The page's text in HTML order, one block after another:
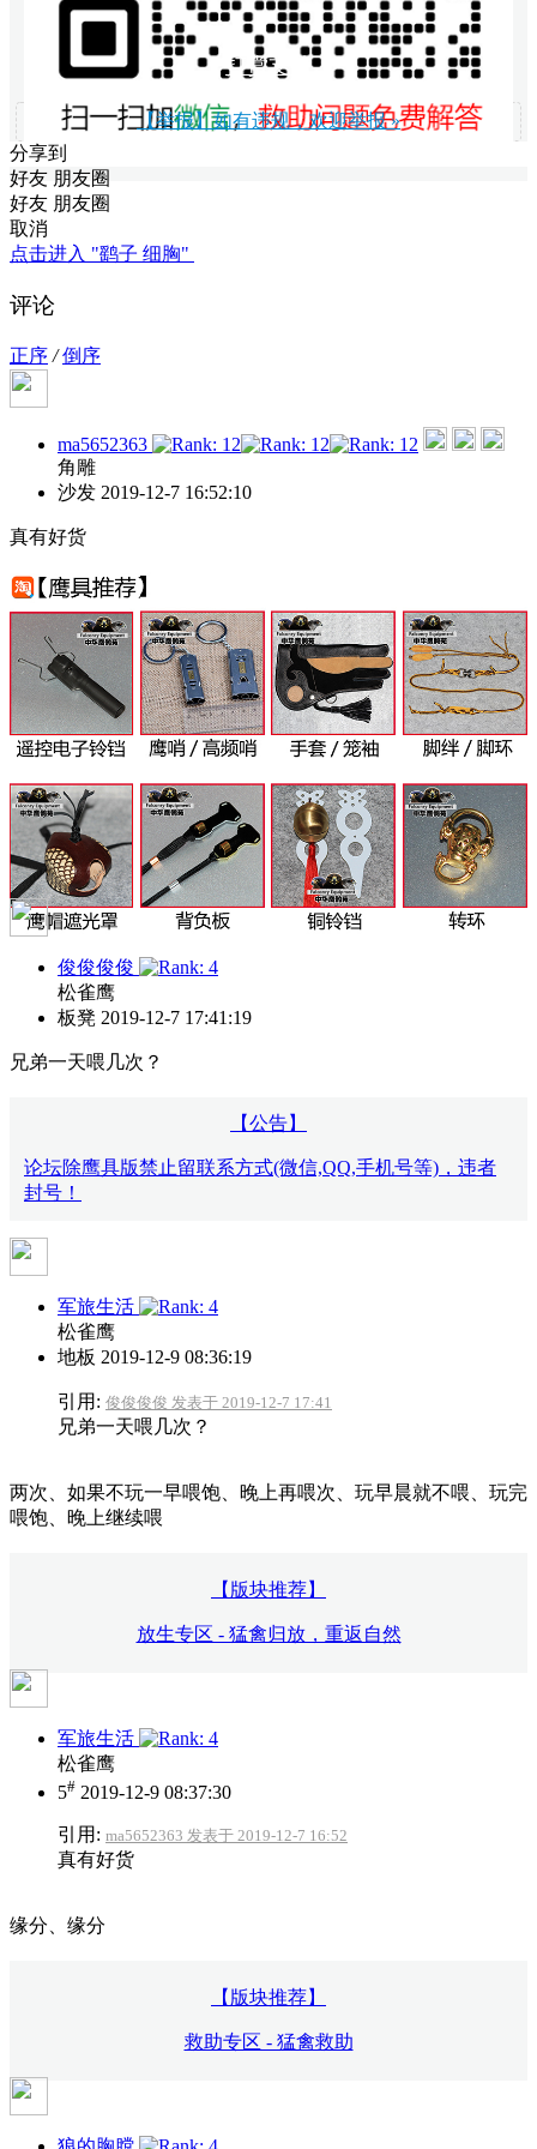
打赏支持
【举报】如有违规，欢迎举报 »
分享到
好友 朋友圈
好友 朋友圈
取消
点击进入 "鹞子 细胸"
评论
正序 / 倒序
ma5652363
角雕
沙发 2019-12-7 16:52:10
真有好货
俊俊俊俊
松雀鹰
板凳 2019-12-7 17:41:19
兄弟一天喂几次？
【公告】
论坛除鹰具版禁止留联系方式(微信,QQ,手机号等)，违者
封号！
军旅生活
松雀鹰
地板 2019-12-9 08:36:19
引用: 俊俊俊俊 发表于 2019-12-7 17:41
兄弟一天喂几次？
两次、如果不玩一早喂饱、晚上再喂次、玩早晨就不喂、玩完
喂饱、晚上继续喂
【版块推荐】
放生专区 - 猛禽归放，重返自然
军旅生活
松雀鹰
5# 2019-12-9 08:37:30
引用: ma5652363 发表于 2019-12-7 16:52
真有好货
缘分、缘分
【版块推荐】
救助专区 - 猛禽救助